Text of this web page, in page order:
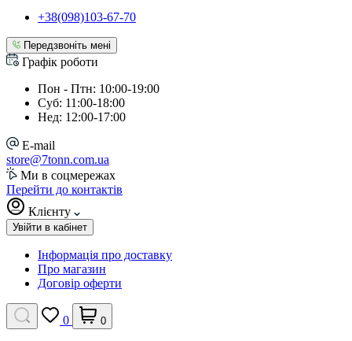
+38(098)103-67-70
Передзвоніть мені
Графік роботи
Пон - Птн: 10:00-19:00
Суб: 11:00-18:00
Нед: 12:00-17:00
E-mail
store@7tonn.com.ua
Ми в соцмережах
Перейти до контактів
Клієнту
Увійти в кабінет
Інформація про доставку
Про магазин
Договір оферти
0 0